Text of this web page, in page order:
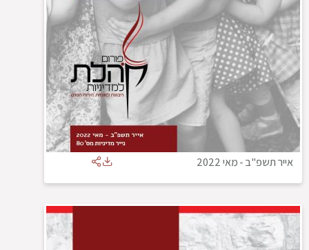
אייר תשפ"ב-מאי 2022